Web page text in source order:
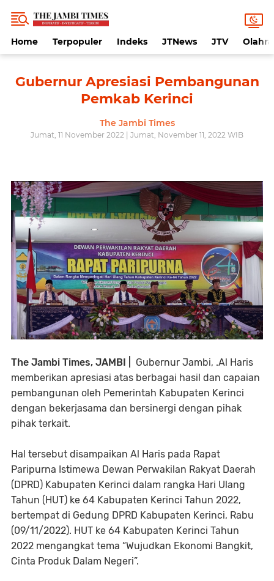
Home Terpopuler Indeks JTNews JTV
Gubernur Apresiasi Pembangunan
Pemkab Kerinci
The Jambi Times
Jumat, 11 November 2022 | Jumat, November 11, 2022 WIB
The Jambi Times, JAMBI |
Gubernur Jambi, .Al Haris
memberikan apresiasi atas berbagai hasil dan capaian
pembangunan oleh Pemerintah Kabupaten Kerinci
dengan bekerjasama dan bersinergi dengan pihak
pihak terkait.
Hal tersebut disampaikan Al Haris pada Rapat
Paripurna Istimewa Dewan Perwakilan Rakyat Daerah
(DPRD) Kabupaten Kerinci dalam rangka Hari Ulang
Tahun (HUT) ke 64 Kabupaten Kerinci Tahun 2022,
bertempat di Gedung DPRD Kabupaten Kerinci, Rabu
(09/11/2022). HUT ke 64 Kabupaten Kerinci Tahun
2022 mengangkat tema “Wujudkan Ekonomi Bangkit,
Cinta Produk Dalam Negeri”.